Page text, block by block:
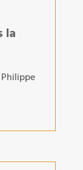
la